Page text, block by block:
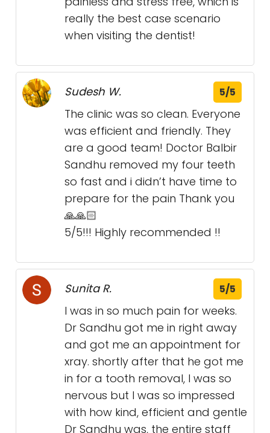
really the best case scenario
when visiting the dentist!
Sudesh W. 5/5
The clinic was so clean. Everyone
was efficient and friendly. They
are a good team! Doctor Balbir
Sandhu removed my four teeth
so fast and i didn’t have time to
prepare for the pain Thank you
🙏🙏🏻
5/5!!! Highly recommended !!
Sunita R. 5/5
I was in so much pain for weeks.
Dr Sandhu got me in right away
and got me an appointment for
xray. shortly after that he got me
in for a tooth removal, I was so
nervous but I was so impressed
with how kind, efficient and gentle
Dr Sandhu was, the entire staff